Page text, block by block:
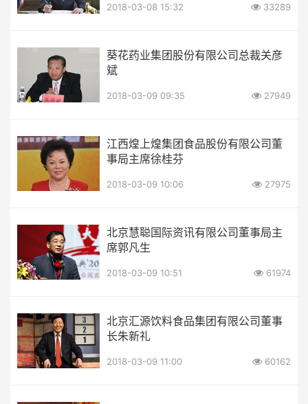
2018-03-08 15:32 33289
葵花药业集团股份有限公司总裁关彦
斌
2018-03-09 09:35 27949
江西煌上煌集团食品股份有限公司董
事局主席徐桂芬
2018-03-09 10:06 27975
北京慧聪国际资讯有限公司董事局主
席郭凡生
2018-03-09 10:51 61974
北京汇源饮料食品集团有限公司董事
长朱新礼
2018-03-09 11:00 60162